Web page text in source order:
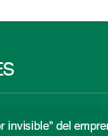
invisible” del